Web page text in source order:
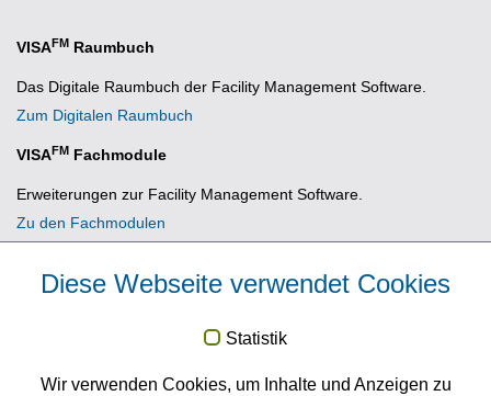
VISAFM Raumbuch
Das Digitale Raumbuch der Facility Management Software.
Zum Digitalen Raumbuch
VISAFM Fachmodule
Erweiterungen zur Facility Management Software.
Zu den Fachmodulen
PROJECT.
Diese Webseite verwendet Cookies
Statistik
Wir verwenden Cookies, um Inhalte und Anzeigen zu